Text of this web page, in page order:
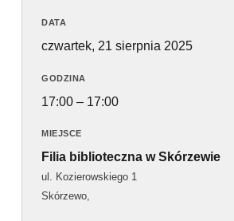
DATA
czwartek, 21 sierpnia 2025
GODZINA
17:00 – 17:00
MIEJSCE
Filia biblioteczna w Skórzewie
ul. Kozierowskiego 1
Skórzewo